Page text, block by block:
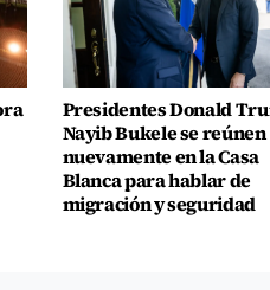
Presidentes Donald
Nayib Bukele se reúnen
nuevamente en la Casa
Blanca para hablar de
migración y seguridad